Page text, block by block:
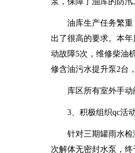
油库生产任务繁重，
出了很高的要求。本
动故障5次，维修柴油
修含油污水提升泵2台
库区所有室外手动阀
3、积极组织qc活动
针对三期罐雨水检测
次解体无密封水泵，